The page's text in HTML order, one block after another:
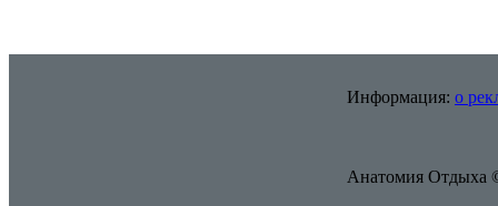
Информация: о
Анатомия Отдыха